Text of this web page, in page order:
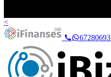
<
67280693